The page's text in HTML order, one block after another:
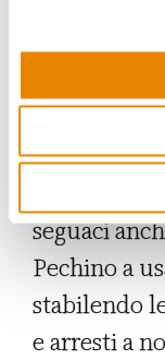
aziende,
Tale
asfissiante
Il timore
seguaci
Pechino a
stabilendo
e arresti a